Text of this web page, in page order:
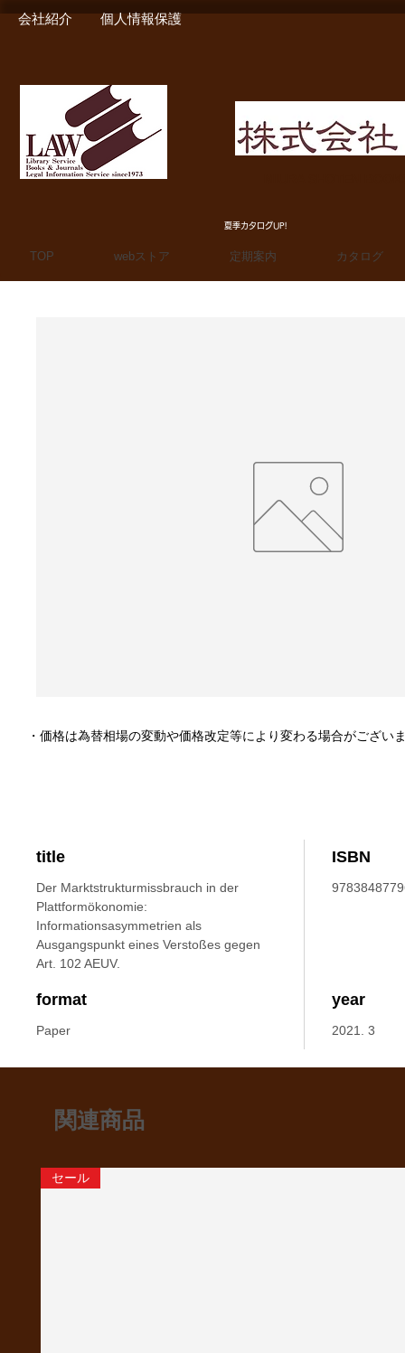
会社紹介 個人情報保護
夏季カタログUP!
TOP webストア 定期案内 カタログ
title
Der Marktstrukturmissbrauch in der
Plattformökonomie:
Informationsasymmetrien als
Ausgangspunkt eines Verstoßes gegen
Art. 102 AEUV.
ISBN
format
Paper
year
2021. 3
・価格は為替相場の変動や価格改定等により変わる場合がござい
関連商品
セール